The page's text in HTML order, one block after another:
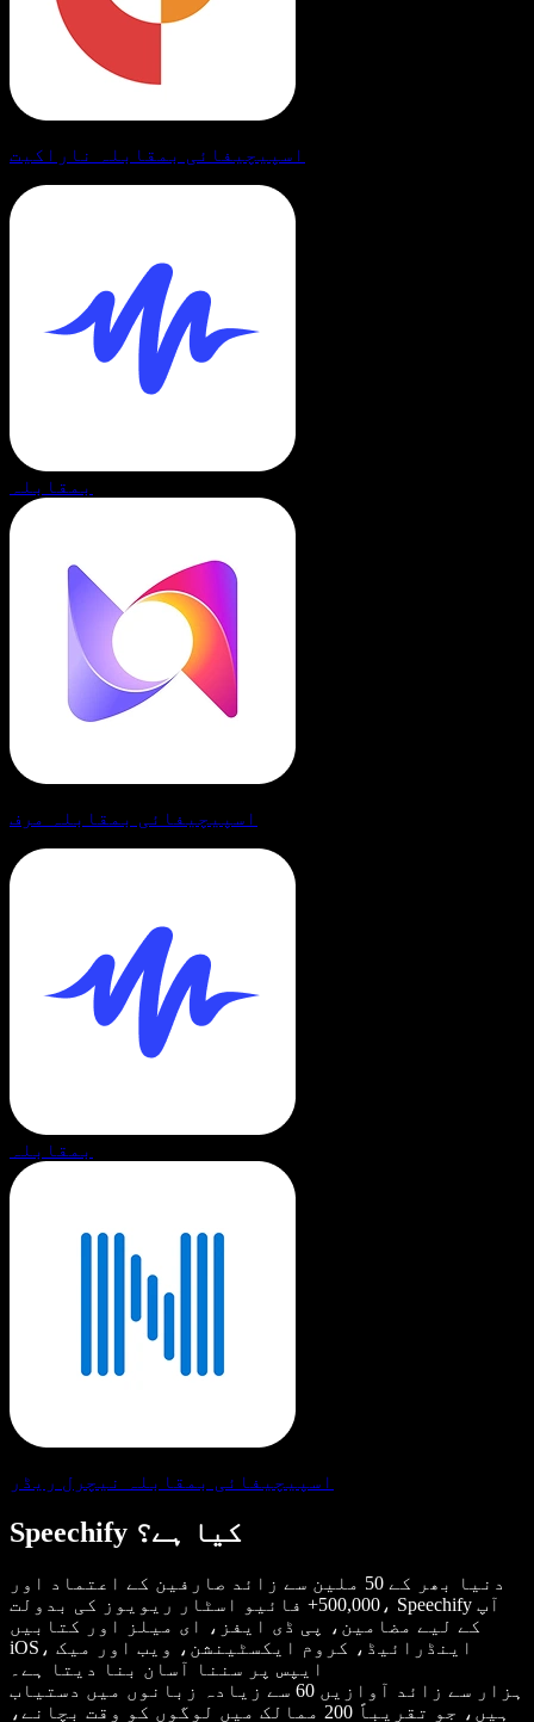
اسپیچیفائی بمقابلہ ناراکیت
بمقابلہ
اسپیچیفائی بمقابلہ مرف
بمقابلہ
اسپیچیفائی بمقابلہ نیچرل ریڈر
Speechify کیا ہے؟
دنیا بھر کے 50 ملین سے زائد صارفین کے اعتماد اور
500,000+ فائیو اسٹار ریویوز کی بدولت، Speechify آپ
کے لیے مضامین، پی ڈی ایفز، ای میلز اور کتابیں
iOS، اینڈرائیڈ، کروم ایکسٹینشن، ویب اور میک
ایپس پر سننا آسان بنا دیتا ہے۔
ہزار سے زائد آوازیں 60 سے زیادہ زبانوں میں دستیاب
ہیں، جو تقریباً 200 ممالک میں لوگوں کو وقت بچانے،